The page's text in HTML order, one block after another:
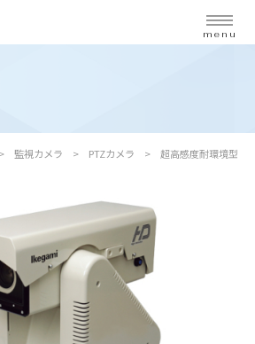
menu
監視カメラ PTZカメラ 超高感度耐環境型フ